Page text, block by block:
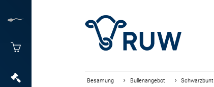
Besamung Bullenangebot Schwarzbunt